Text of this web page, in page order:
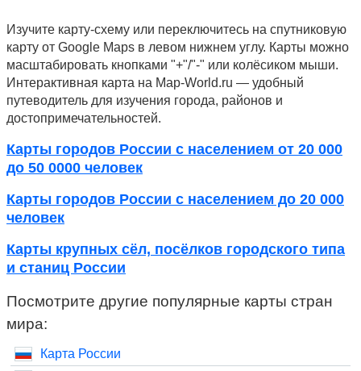
Изучите карту-схему или переключитесь на спутниковую
карту от Google Maps в левом нижнем углу. Карты можно
масштабировать кнопками "+"/"-" или колёсиком мыши.
Интерактивная карта на Map-World.ru — удобный
путеводитель для изучения города, районов и
достопримечательностей.
Карты городов России с населением от 20 000
до 50 0000 человек
Карты городов России с населением до 20 000
человек
Карты крупных сёл, посёлков городского типа
и станиц России
Посмотрите другие популярные карты стран
мира:
Карта России